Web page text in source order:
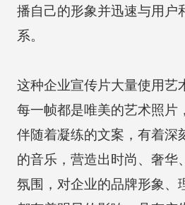
播自己的形象并迅速与用户
系。
这种企业宣传片大量使用艺
每一帧都是唯美的艺术照片
伴随着凝练的文案，有着深
的音乐，营造出时尚、奢华
氛围，对企业的品牌形象、